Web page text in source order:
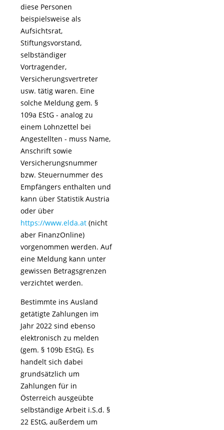
diese Personen
beispielsweise als
Aufsichtsrat,
Stiftungsvorstand,
selbständiger
Vortragender,
Versicherungsvertreter
usw. tätig waren. Eine
solche Meldung gem. §
109a EStG - analog zu
einem Lohnzettel bei
Angestellten - muss Name,
Anschrift sowie
Versicherungsnummer
bzw. Steuernummer des
Empfängers enthalten und
kann über Statistik Austria
oder über
https://www.elda.at (nicht
aber FinanzOnline)
vorgenommen werden. Auf
eine Meldung kann unter
gewissen Betragsgrenzen
verzichtet werden.
Bestimmte ins Ausland
getätigte Zahlungen im
Jahr 2022 sind ebenso
elektronisch zu melden
(gem. § 109b EStG). Es
handelt sich dabei
grundsätzlich um
Zahlungen für in
Österreich ausgeübte
selbständige Arbeit i.S.d. §
22 EStG, außerdem um